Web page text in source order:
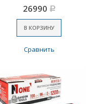
26990 Р
В КОРЗИНУ
Сравнить